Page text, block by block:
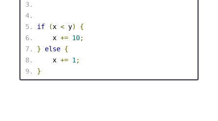
if (x < y)
{
    x
+= 10;
}
else {
    x
+= 1 ;
}